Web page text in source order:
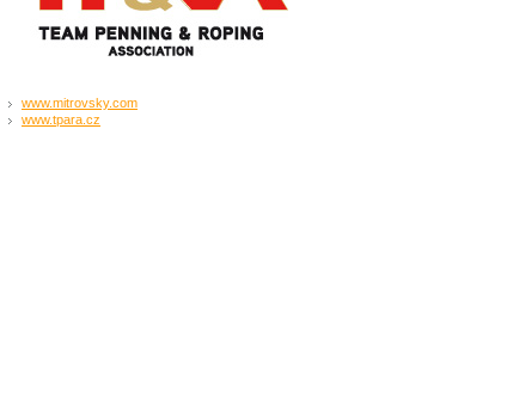
www.mitrovsky.com
www.tpara.cz